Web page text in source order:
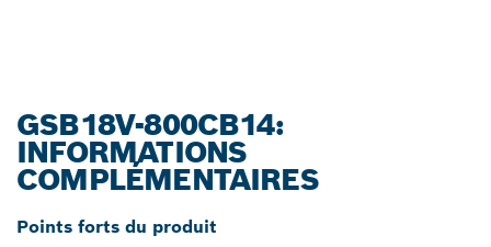
GSB18V-800CB14:
INFORMATIONS
COMPLÉMENTAIRES
Points forts du produit